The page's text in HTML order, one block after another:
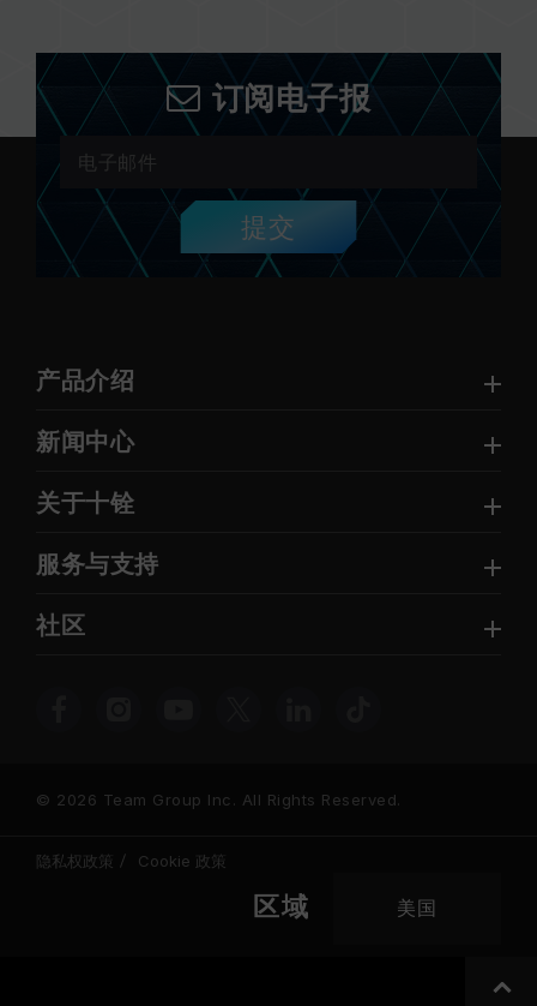
订阅电子报
提交
产品介绍
新闻中心
关于十铨
服务与支持
社区
© 2026 Team Group Inc. All Rights Reserved.
隐私权政策 Cookie 政策
区域 美国